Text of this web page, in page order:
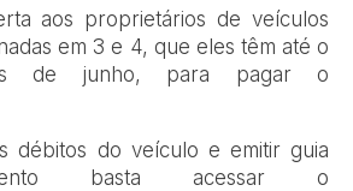
aos proprietários de veículos
em 3 e 4, que eles têm até o
de junho, para pagar o
débitos do veículo e emitir guia
basta acessar o